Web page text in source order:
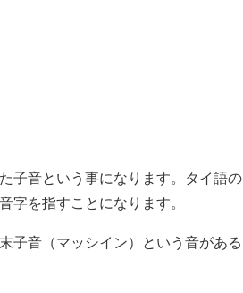
子音という事になります。タイ語の
を指すことになります。
子音（マッシイン）という音がある